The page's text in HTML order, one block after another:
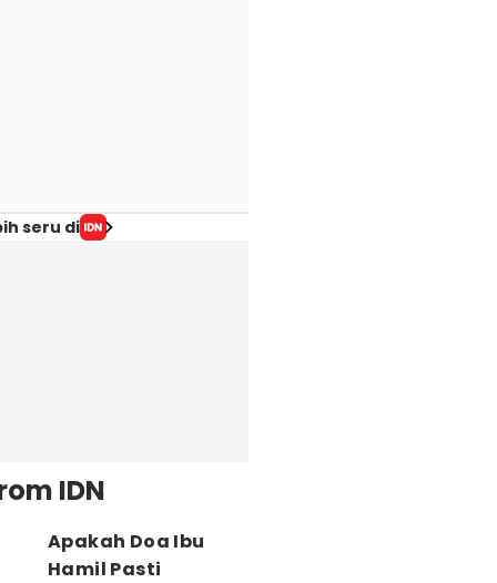
seru di
IDN
Apakah Doa Ibu
Hamil Pasti